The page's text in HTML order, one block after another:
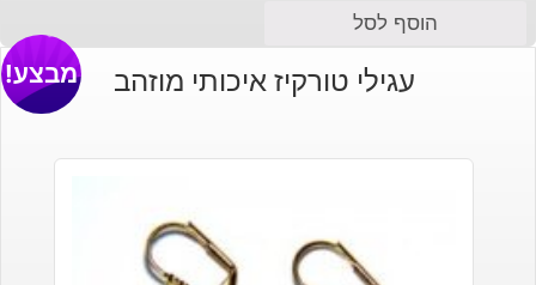
הוסף לסל
עגילי טורקיז איכותי מוזהב מבצע!